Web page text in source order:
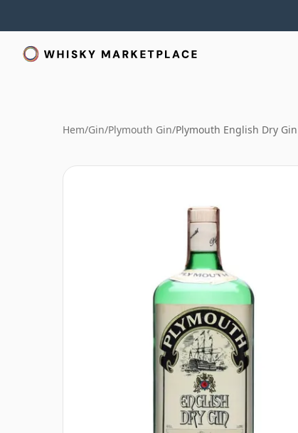
Hem/Gin/Plymouth Gin/Plymouth English Dry